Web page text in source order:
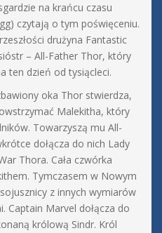
na krańcu czasu
czytają o tym poświęceniu.
drużyna Fantastic
– All-Father Thor, który
ten dzień od tysiącleci.
oka Thor stwierdza,
Malekitha, który
Towarzyszą mu All-
dołącza do nich Lady
Thora. Cała czwórka
Tymczasem w Nowym
z innych wymiarów
Captain Marvel dołącza do
królową Sindr. Król